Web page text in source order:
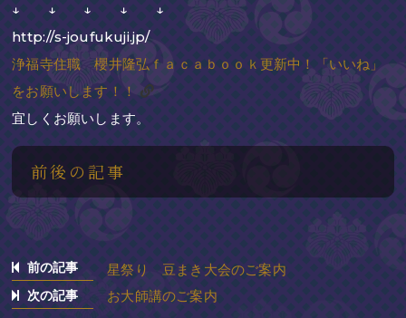
↓ ↓ ↓ ↓ ↓
http://s-joufukuji.jp/
浄福寺住職 櫻井隆弘ｆａｃａｂｏｏｋ更新中！「いいね」
をお願いします！！
宜しくお願いします。
前後の記事
前の記事 星祭り 豆まき大会のご案内
次の記事 お大師講のご案内